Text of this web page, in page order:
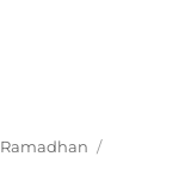
Ramadhan